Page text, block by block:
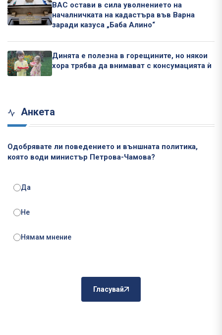
ВАС остави в сила уволнението на
началничката на кадастъра във Варна
заради казуса „Баба Алино“
Динята е полезна в горещините, но някои
хора трябва да внимават с консумацията ѝ
Анкета
Одобрявате ли поведението и външната политика,
която води министър Петрова-Чамова?
Да
Не
Нямам мнение
Гласувай